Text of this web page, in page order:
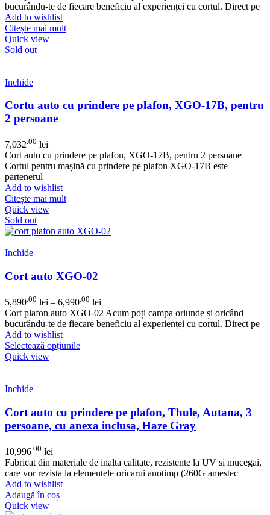
bucurându-te de fiecare beneficiu al experienței cu cortul. Direct pe
Add to wishlist
Citește mai mult
Quick view
Sold out
Inchide
Cortu auto cu prindere pe plafon, XGO-17B, pentru
2 persoane
7,032.00 lei
Cort auto cu prindere pe plafon, XGO-17B, pentru 2 persoane
Cortul pentru mașină cu prindere pe plafon XGO-17B este
partenerul
Add to wishlist
Citește mai mult
Quick view
Sold out
Inchide
Cort auto XGO-02
5,890 .00 lei – 6,990 .00 lei
Cort plafon auto XGO-02 Acum poți campa oriunde și oricând
bucurându-te de fiecare beneficiu al experienței cu cortul. Direct pe
Add to wishlist
Selectează opțiunile
Quick view
Inchide
Cort auto cu prindere pe plafon, Thule, Autana, 3
persoane, cu anexa inclusa, Haze Gray
10,996 .00 lei
Fabricat din materiale de inalta calitate, rezistente la UV si mucegai,
care vor rezista la elementele oricarui anotimp (260G amestec
Add to wishlist
Adaugă în coș
Quick view